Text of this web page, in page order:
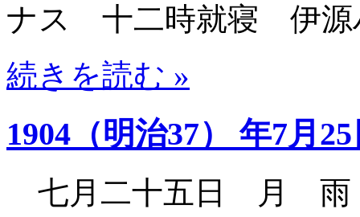
ナス 十二時就寝 伊源
続きを読む »
1904（明治37） 年7月
七月二十五日 月 雨